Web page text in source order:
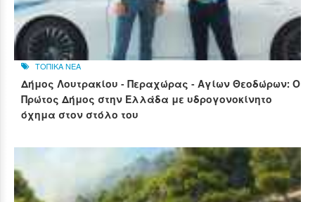
ΤΟΠΙΚΑ ΝΕΑ
Δήμος Λουτρακίου - Περαχώρας - Αγίων Θεοδώρων: Ο
Πρώτος Δήμος στην Ελλάδα με υδρογονοκίνητο
όχημα στον στόλο του